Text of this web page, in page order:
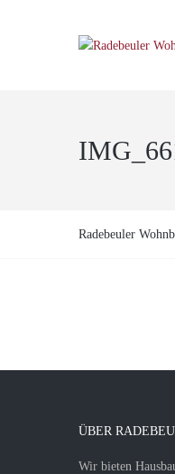
Radebeuler
ÜBER
Wir bieten